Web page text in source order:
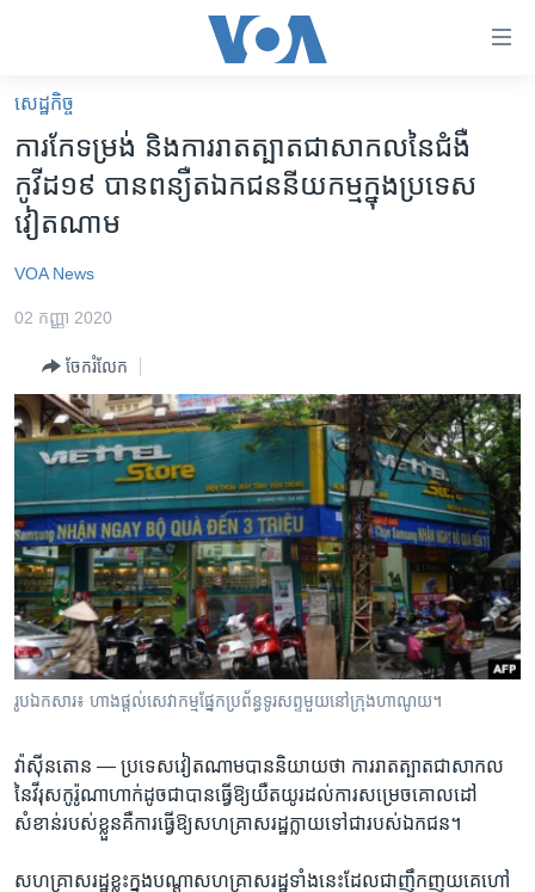
គេហទំព័រ​
ទាក់ទង
រំលង​
និង​
ចូល​
ទំព័រ​
ព័ត៌មាន​​
រំលង​
និង​
ចូល​
ទំព័រ​
រចនា
សម្ព័ន្ធ​
រំលង​
និង​
ចូល​
ទៅ​
កាន់​
ស្វែង​
រក
អន្តរជាតិ
អាមេរិក
ព្រឹត្តិការណ៍ព័ត៌មាន
ទូរទស្សន៍ / វីដេអូ​
វិទ្យុ / ផតខាសថ៍
កម្មវិធីទាំងអស់
Khmer English
បណ្តាញ​សង្គម
ភាសា
សេដ្ឋកិច្ច
ការ​កែទម្រង់​ និង​ការ​រាតត្បាត​ជា​សាកល​នៃ​ជំងឺ​
កូវីដ១៩ ​បាន​ពន្យឺត​ឯកជននីយ​កម្ម​ក្នុង​ប្រទេស​
វៀតណាម​
VOA News
02 កញ្ញា 2020
ចែករំលែក
រូបឯកសារ៖ ហាងផ្តល់សេវាកម្មផ្នែកប្រព័ន្ធទូរសព្ទមួយនៅក្រុងហាណូយ។
វ៉ាស៊ីនតោន — ប្រទេស​វៀតណាម​បាន​និយាយ​ថា​ ការ​រាតត្បាត​ជា​សាកល​
នៃ​វីរុស​កូរ៉ូណា​ហាក់​ដូច​ជា​បាន​ធ្វើ​ឱ្យ​យឺតយូរ​ដល់​ការ​សម្រេច​គោលដៅ​
សំខាន់​របស់​ខ្លួន​គឺ​ការ​ធ្វើ​ឱ្យ​សហគ្រាស​រដ្ឋ​ក្លាយ​ទៅ​ជា​របស់​ឯកជន។​
សហគ្រាស​រដ្ឋ​ខ្លះ​ក្នុង​បណ្តា​សហគ្រាស​រដ្ឋ​ទាំង​នេះ​ដែល​ជា​ញឹកញយ​គេ​ហៅ​